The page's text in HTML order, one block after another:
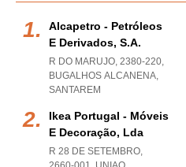
Alcapetro - Petróleos
E Derivados, S.a.
R DO MARUJO, 2380-220,
BUGALHOS ALCANENA,
SANTAREM
Ikea Portugal - Móveis
E Decoração, Lda
R 28 DE SETEMBRO,